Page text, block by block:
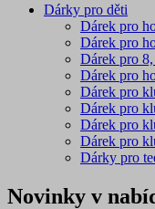
Dárky pro děti
Dárek pro
Dárek pro
Dárek pro
Dárek pro
Dárek pro
Dárek pro
Dárek pro
Dárek pro
Dárky pro
Novinky v